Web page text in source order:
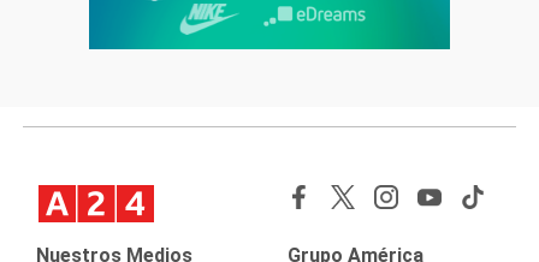
Nuestros Medios Grupo América